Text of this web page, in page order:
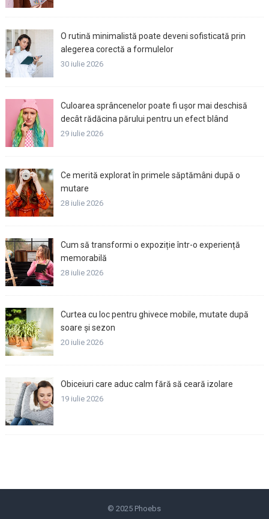
O rutină minimalistă poate deveni sofisticată prin
alegerea corectă a formulelor
30 iulie 2026
Culoarea sprâncenelor poate fi ușor mai deschisă
decât rădăcina părului pentru un efect blând
29 iulie 2026
Ce merită explorat în primele săptămâni după o
mutare
28 iulie 2026
Cum să transformi o expoziție într-o experiență
memorabilă
28 iulie 2026
Curtea cu loc pentru ghivece mobile, mutate după
soare și sezon
20 iulie 2026
Obiceiuri care aduc calm fără să ceară izolare
19 iulie 2026
© 2025 Phoebs